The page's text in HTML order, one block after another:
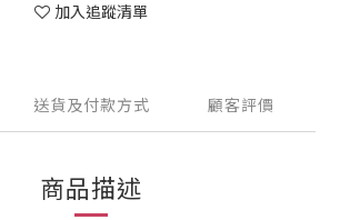
加入追蹤清單
送貨及付款方式 顧客評價
商品描述